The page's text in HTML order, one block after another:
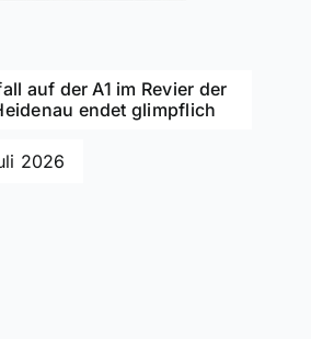
auf der A1 im Revier der
endet glimpflich
2026